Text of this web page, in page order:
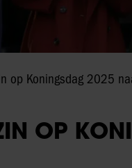
op Koningsdag 2025
OP